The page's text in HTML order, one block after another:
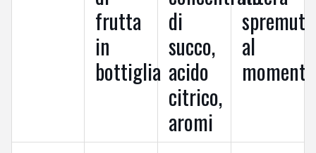
frutta
in
bottiglia
di
succo,
acido
citrico,
aromi
spremuta
al
momento